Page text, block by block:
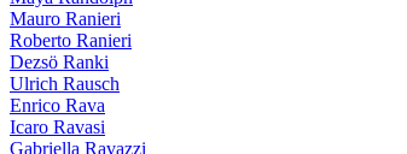
Mauro Ranieri
Roberto Ranieri
Dezsö Ranki
Ulrich Rausch
Enrico Rava
Icaro Ravasi
Gabriella Ravazzi